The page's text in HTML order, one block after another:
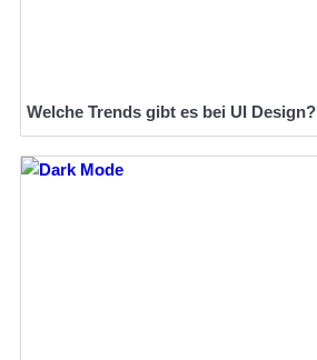
Welche Trends gibt es bei UI Design?